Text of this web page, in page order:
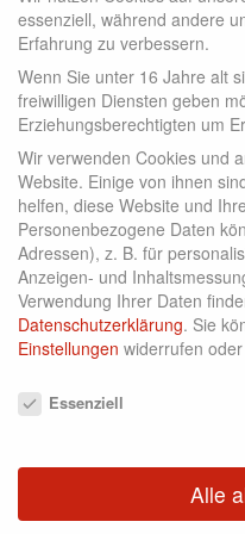
KONTAKT
Golfclub
92283 Lauterhofen
essenziell, während andere
Erfahrung zu verbessern.
Wenn Sie unter 16 Jahre alt
freiwilligen Diensten geben
Erziehungsberechtigten um
Wir verwenden Cookies und
Website. Einige von ihnen
helfen, diese Website und
Personenbezogene Daten
Adressen), z. B. für
Anzeigen- und
Verwendung Ihrer Daten
Datenschutzerklärung. Sie
Einstellungen widerrufen
Datenschutzeinstellungen
Essenziell
Alle